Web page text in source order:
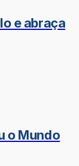
e abraça
o Mundo